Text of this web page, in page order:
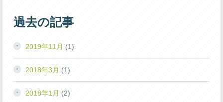
過去の記事
2019年11月 (1)
2018年3月 (1)
2018年1月 (2)